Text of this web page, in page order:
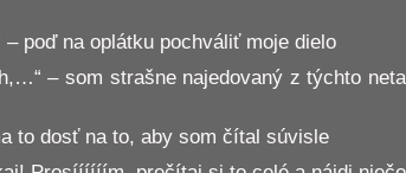
poď na oplátku pochváliť moje dielo
– som strašne najedovaný z týchto
to dosť na to, aby som čítal súvisle